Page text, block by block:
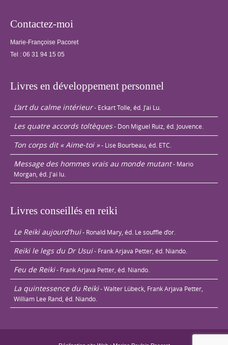
Contactez-moi
Marie-Françoise Pacoret
Tel : 06 31 94 15 05
Livres en développement personnel
L’art du calme intérieur- Eckart Tolle, éd. J’ai Lu.
Les quatre accords toltèques- Don Miguel Ruiz, éd. Jouvence.
Ton corps dit « Aime-toi »- Lise Bourbeau, éd. ETC.
Message des hommes vrais au monde mutant- Mario
Morgan, éd. J'ai lu.
Livres conseillés en reiki
Le Reiki aujourd’hui- Ronald Mary, éd. Le souffle d’or.
Reiki le legs du Dr Usui- Frank Arjava Petter, éd. Niando.
Feu de Reiki- Frank Arjava Petter, éd. Niando.
La quintessence du Reiki- Walter Lübeck, Frank Arjava Petter,
William Lee Rand, éd. Niando.